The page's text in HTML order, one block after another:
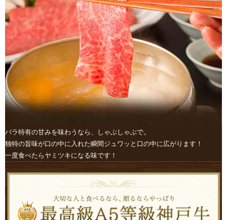
バラ特有の甘みを味わうなら、しゃぶしゃぶで。
独特の旨味が口の中に入れた瞬間ジュワッと口の中に広がります！
一度食べたらヤミツキになる味です！